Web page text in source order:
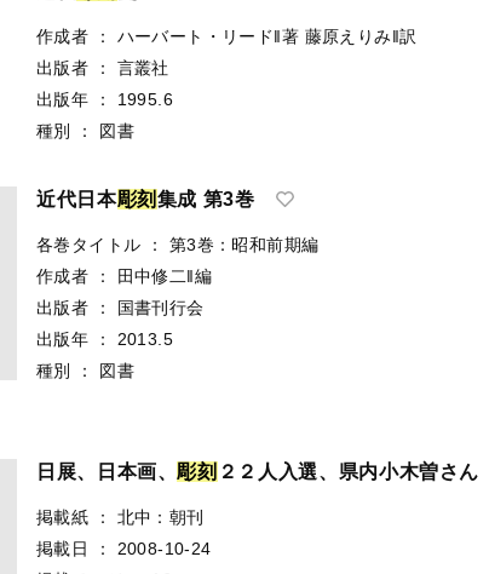
近代 刻 史
出版者 ： 言叢社
種別 ： 図書
作成者
： 田中修二‖編
出版年
2013.5
種別
：